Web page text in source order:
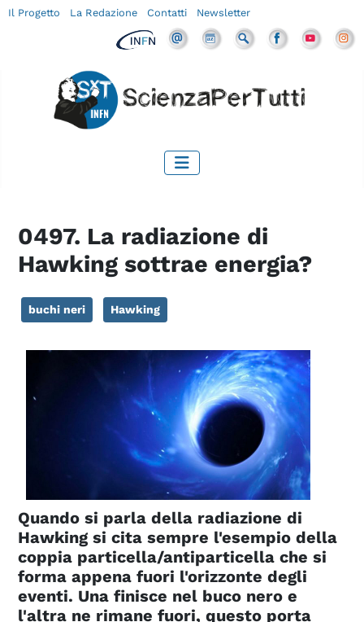
Il Progetto La Redazione Contatti Newsletter
0497. La radiazione di
Hawking sottrae energia?
buchi neri Hawking
Quando si parla della radiazione di
Hawking si cita sempre l'esempio della
coppia particella/antiparticella che si
forma appena fuori l'orizzonte degli
eventi. Una finisce nel buco nero e
l'altra ne rimane fuori, questo porta